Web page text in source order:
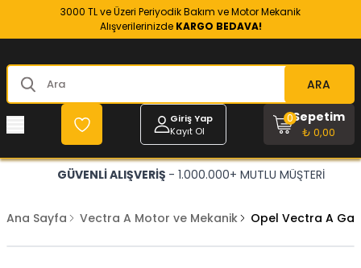
3000 TL ve Üzeri Periyodik Bakım ve Motor Mekanik
Alışverilerinizde KARGO BEDAVA!
ARA
Giriş Yap
Kayıt Ol
Sepetim
₺ 0,00
0
GÜVENLİ ALIŞVERİŞ - 1.000.000+ MUTLU MÜŞTERİ
Ana Sayfa Vectra A Motor ve Mekanik Opel Vectra A